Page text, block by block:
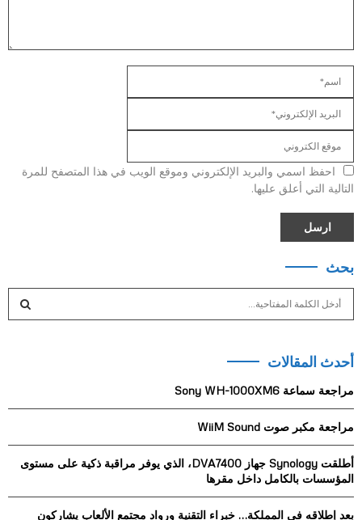
احفظ اسمي والبريد الإلكتروني وموقع الويب في هذا المتصفح للمرة
التالية التي أعلق عليها.
بحث
c
f
r
:
C
H
أحدث المقالات
مراجعة سماعة Sony WH-1000XM6
مراجعة مكبر صوت WiiM Sound
أطلقت Synology جهاز DVA7400، الذي يوفر مراقبة ذكية على مستوى
المؤسسات بالكامل داخل مقرها
بعد إطلاقه في المملكة… خبراء التقنية ورواد مجتمع الألعاب يشاركون